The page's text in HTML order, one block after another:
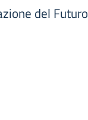
del Futuro